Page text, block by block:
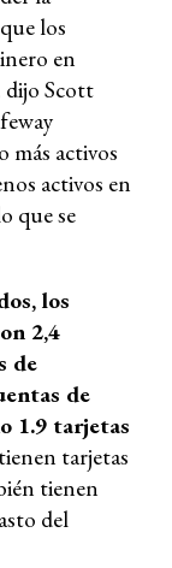
los
en
dijo Scott
más activos
activos en
que se
los
2,4
de
de
1.9 tarjetas
tarjetas
tienen
del